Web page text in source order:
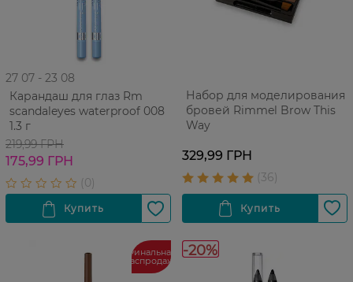
27 07 - 23 08
Карандаш для глаз Rm
scandaleyes waterproof 008
1.3 г
219,99 ГРН
175,99 ГРН
Набор для моделирования
бровей Rimmel Brow This
Way
329,99 ГРН
Финальная
распродажа
-20%